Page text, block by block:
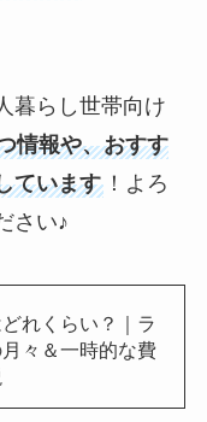
暮らし世帯向け
情報や、おすす
ています！よろ
さい♪
れくらい？｜ラ
々＆一時的な費